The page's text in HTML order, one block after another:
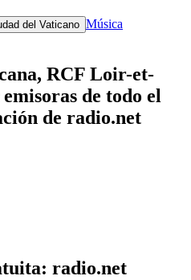
del Vaticano Música
RCF Loir-et-
de todo el
de radio.net
radio.net